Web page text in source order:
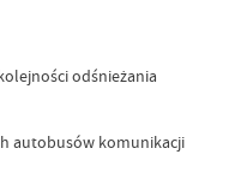
odśnieżania
autobusów komunikacji